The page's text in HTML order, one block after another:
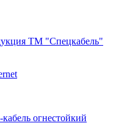
ТМ "Спецкабель"
огнестойкий